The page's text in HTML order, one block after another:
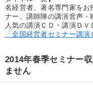
2025年春季全国経営者セ
タル版（音声／動画スト
売上直結の営業力や販売
名経営者、著名専門家をお
ナー。講師陣の講演音声
人気の講演ＣＤ・講演Ｄ
「全国経営者セミナー講
2014年春季セミナー
ません